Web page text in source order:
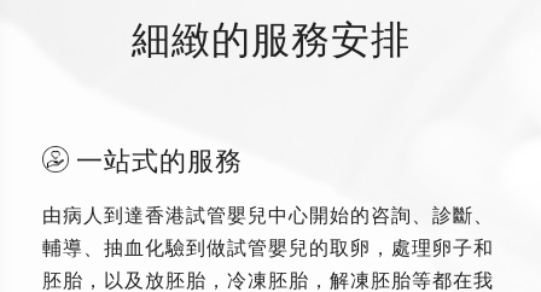
細緻的服務安排
一站式的服務
由病人到達香港試管嬰兒中心開始的咨詢、診斷、
輔導、抽血化驗到做試管嬰兒的取卵，處理卵子和
胚胎，以及放胚胎，冷凍胚胎，解凍胚胎等都在我